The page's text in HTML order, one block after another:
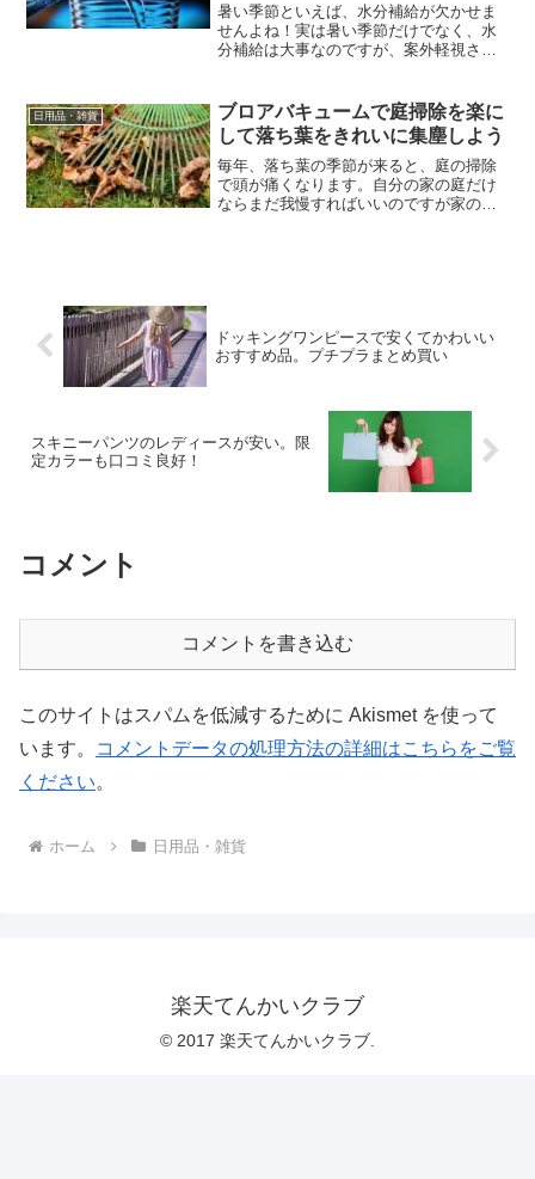
暑い季節といえば、水分補給が欠かせま
せんよね！実は暑い季節だけでなく、水
分補給は大事なのですが、案外軽視され
口にあうクリスタルガイザーは人気です
ね。その、クリスタルガイ...
日用品・雑貨
ブロアバキュームで庭掃除を楽に
して落ち葉をきれいに集塵しよう
毎年、落ち葉の季節が来ると、庭の掃除
で頭が痛くなります。自分の家の庭だけ
ならまだ我慢すればいいのですが家の前
ドッキングワンピースで安くてかわいい
おすすめ品。プチプラまとめ買い
スキニーパンツのレディースが安い。限
定カラーも口コミ良好！
コメント
コメントを書き込む
このサイトはスパムを低減するために Akismet を使って
います。
コメントデータの処理方法の詳細はこちらをご覧
ください。
ホーム 日用品・雑貨
楽天てんかいクラブ
© 2017 楽天てんかいクラブ.